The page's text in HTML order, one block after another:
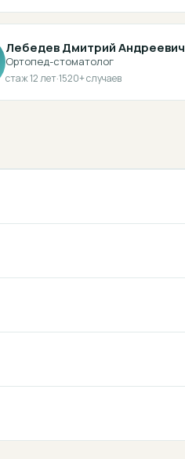
Лебедев Дмитрий Андреевич
Ортопед-стоматолог
стаж12лет·1520+ случаев